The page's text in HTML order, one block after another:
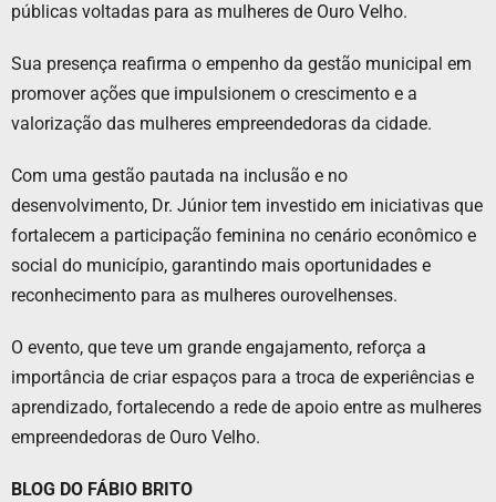
públicas voltadas para as mulheres de Ouro Velho.
Sua presença reafirma o empenho da gestão municipal em
promover ações que impulsionem o crescimento e a
valorização das mulheres empreendedoras da cidade.
Com uma gestão pautada na inclusão e no
desenvolvimento, Dr. Júnior tem investido em iniciativas que
fortalecem a participação feminina no cenário econômico e
social do município, garantindo mais oportunidades e
reconhecimento para as mulheres ourovelhenses.
O evento, que teve um grande engajamento, reforça a
importância de criar espaços para a troca de experiências e
aprendizado, fortalecendo a rede de apoio entre as mulheres
empreendedoras de Ouro Velho.
BLOG DO FÁBIO BRITO